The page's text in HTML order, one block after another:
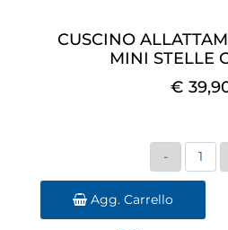
CUSCINO
MINI STELLE
€
Agg. Carrello